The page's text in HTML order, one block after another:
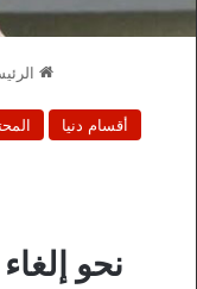
أقسام دنيا
نحو